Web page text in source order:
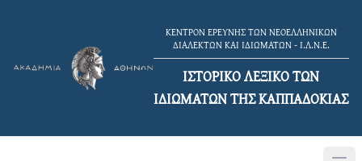
ΚΕΝΤΡΟΝ ΕΡΕΥΝΗΣ ΤΩΝ ΝΕΟΕΛΛΗΝΙΚΩΝ
ΔΙΑΛΕΚΤΩΝ ΚΑΙ ΙΔΙΩΜΑΤΩΝ - Ι.Λ.Ν.Ε.
ΙΣΤΟΡΙΚΟ ΛΕΞΙΚΟ TΩΝ
ΙΔΙΩΜΑΤΩΝ ΤΗΣ ΚΑΠΠΑΔΟΚΙΑΣ